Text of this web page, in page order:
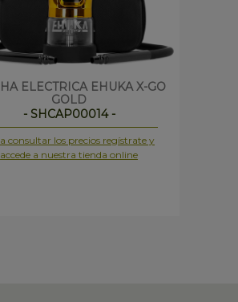
ELECTRICA EHUKA X-GO
GOLD
- SHCAP00014 -
consultar los precios regístrate y
accede a nuestra tienda online